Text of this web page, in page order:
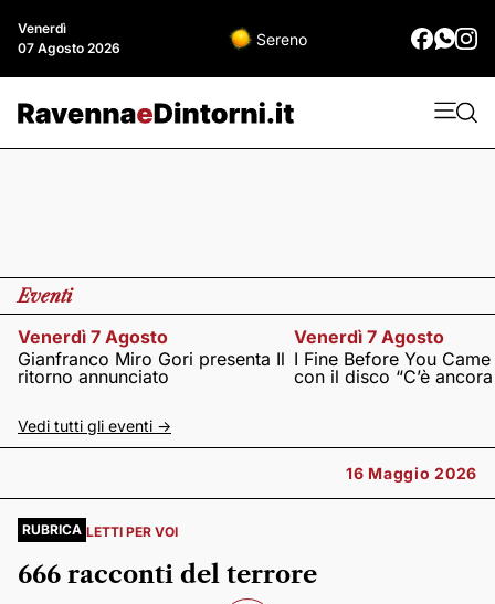
Venerdì
07 Agosto 2026
Sereno
Eventi
Venerdì 7 Agosto
Gianfranco Miro Gori presenta Il
ritorno annunciato
Venerdì 7 Agosto
I Fine Before You
con il disco “C’è
Vedi tutti gli eventi ->
16 Maggio 2026
RUBRICA LETTI PER VOI
666 racconti del terrore